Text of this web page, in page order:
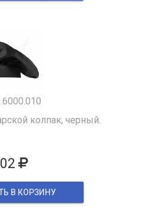
колпак, черный.
В КОРЗИНУ